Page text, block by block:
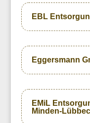
EBL
Eggersmann
EMiL
Minden-